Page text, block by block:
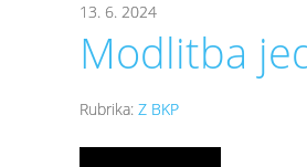
13. 6. 2024
Modlitba
Rubrika: Z BKP